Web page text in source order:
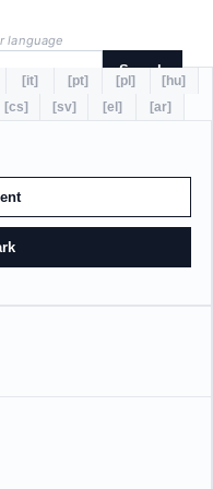
language
Search
[it] [pt] [pl]
[hu]
[cs] [sv] [el] [ar]